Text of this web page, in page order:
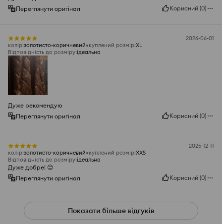
Переглянути оригінал
Корисний (0)
2026-06-01
колір:золотисто-коричневий куплений розмір:XL
Відповідність до розміру:ідеальна
Дуже рекомендую
Переглянути оригінал
Корисний (0)
2025-12-11
колір:золотисто-коричневий куплений розмір:XXS
Відповідність до розміру:ідеальна
Дуже добре! 😊
Переглянути оригінал
Корисний (0)
Показати більше відгуків